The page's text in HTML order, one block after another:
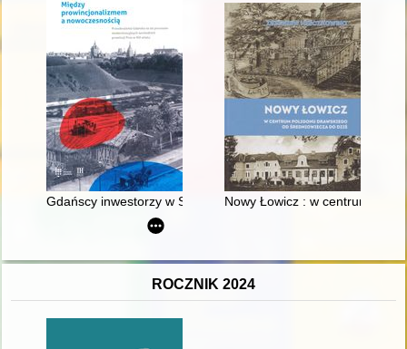
Gdańscy inwestorzy w Sopocie : prestiż finansowy i
Nowy Łowicz : w centrum
ROCZNIK 2024